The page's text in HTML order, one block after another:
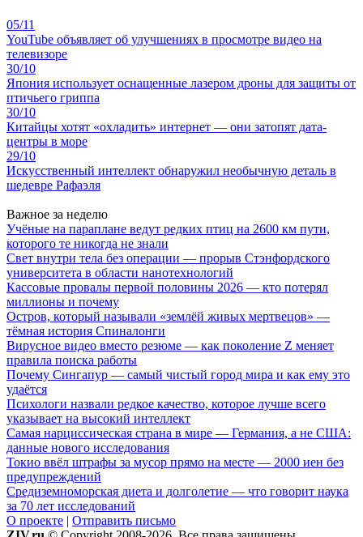
05/11
YouTube объявляет об улучшениях в просмотре видео на
телевизоре
30/10
Япония использует оснащенные лазером дроны для защиты от
птичьего гриппа
30/10
Китайцы хотят «охладить» интернет — они затопят дата-
центры в море
29/10
Искусственный интеллект обнаружил необычную деталь в
шедевре Рафаэля
Важное за неделю
Учёные на параплане ведут редких птиц на 2600 км пути,
которого те никогда не знали
Свет внутри тела без операции — прорыв Стэнфордского
университета в области нанотехнологий
Кассовые провалы первой половины 2026 — кто потерял
миллионы и почему
Остров, который называли «землёй живых мертвецов» —
тёмная история Спиналонги
Вирусное видео вместо резюме — как поколение Z меняет
правила поиска работы
Почему Сингапур — самый чистый город мира и как ему это
удаётся
Психологи назвали редкое качество, которое лучше всего
указывает на высокий интеллект
Самая нарциссическая страна в мире — Германия, а не США:
данные нового исследования
Токио ввёл штрафы за мусор прямо на месте — 2000 иен без
предупреждений
Средиземноморская диета и долголетие — что говорит наука
за 70 лет исследований
О проекте | Отправить письмо